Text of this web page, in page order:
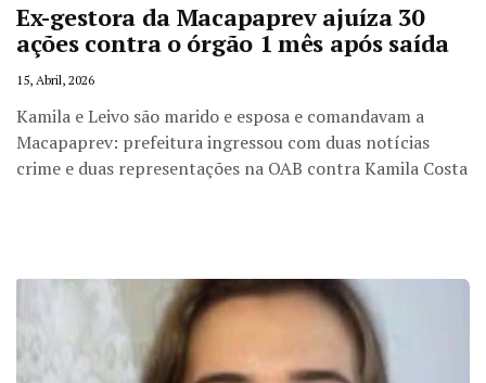
Ex-gestora da Macapaprev ajuíza 30
ações contra o órgão 1 mês após saída
15, Abril, 2026
Kamila e Leivo são marido e esposa e comandavam a
Macapaprev: prefeitura ingressou com duas notícias
crime e duas representações na OAB contra Kamila Costa